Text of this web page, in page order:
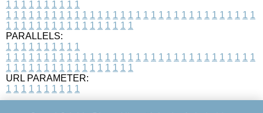
1 1 1 1 1 1 1 1 1 1
1 1 1 1 1 1 1 1 1 1 1 1 1 1 1 1 1 1 1 1 1 1 1 1 1 1 1 1 1 1 1 1 1
1 1 1 1 1 1 1 1 1 1 1 1 1 1 1 1 1
PARALLELS:
1 1 1 1 1 1 1 1 1 1
1 1 1 1 1 1 1 1 1 1 1 1 1 1 1 1 1 1 1 1 1 1 1 1 1 1 1 1 1 1 1 1 1
1 1 1 1 1 1 1 1 1 1 1 1 1 1 1 1 1
URL PARAMETER:
1 1 1 1 1 1 1 1 1 1